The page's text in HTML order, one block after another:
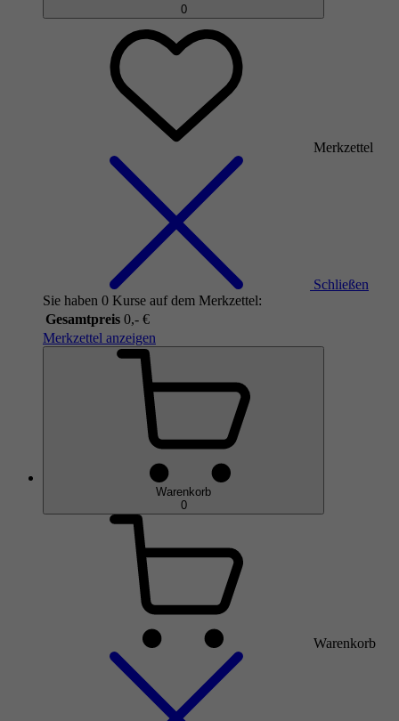
0
Merkzettel
Schließen
Sie haben 0 Kurse auf dem Merkzettel:
Gesamtpreis 0,- €
Merkzettel anzeigen
Warenkorb
0
Warenkorb